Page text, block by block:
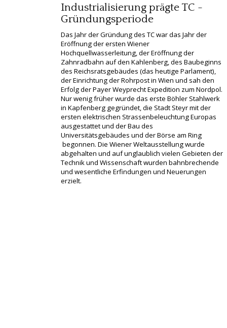
Industrialisierung prägte TC -
Gründungsperiode
Das Jahr der Gründung des TC war das Jahr der
Eröffnung der ersten Wiener
Hochquellwasserleitung, der Eröffnung der
Zahnradbahn auf den Kahlenberg, des Baubeginns
des Reichsratsgebäudes (das heutige Parlament),
der Einrichtung der Rohrpost in Wien und sah den
Erfolg der Payer Weyprecht Expedition zum Nordpol.
Nur wenig früher wurde das erste Böhler Stahlwerk
in Kapfenberg gegründet, die Stadt Steyr mit der
ersten elektrischen Strassenbeleuchtung Europas
ausgestattet und der Bau des
Universitätsgebäudes und der Börse am Ring
begonnen. Die Wiener Weltausstellung wurde
abgehalten und auf unglaublich vielen Gebieten der
Technik und Wissenschaft wurden bahnbrechende
und wesentliche Erfindungen und Neuerungen
erzielt.